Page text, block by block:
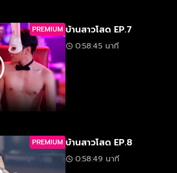
PREMIUM บ้านสาวโสด EP.7
0:58:45 นาที
PREMIUM บ้านสาวโสด EP.8
0:58:49 นาที